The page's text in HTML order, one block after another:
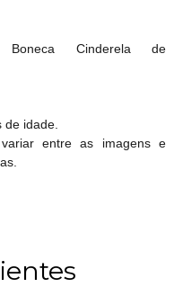
Cinderela de
idade.
entre as imagens e